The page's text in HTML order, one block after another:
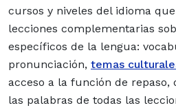
cursos y niveles del idioma
lecciones complementarias
específicos de la lengua:
pronunciación, temas
acceso a la función de repaso,
las palabras de todas las